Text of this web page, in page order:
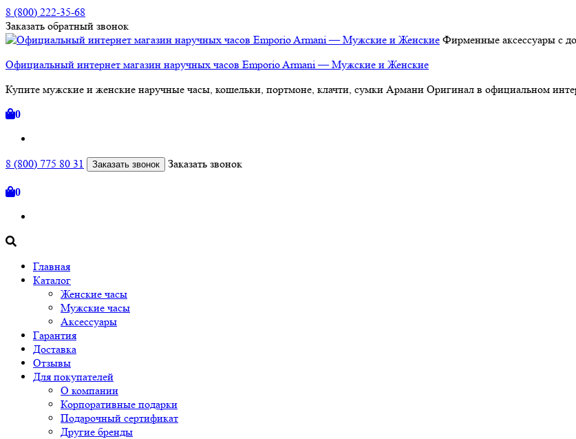
8 (800) 222-35-68
Заказать обратный звонок
Фирменные аксессуары с
Официальный интернет магазин наручных часов Emporio Armani — Мужские и Женские
Купите мужские и женские наручные часы, кошельки, портмоне, клачти, сумки Армани Оригинал в официальном
0
8 (800) 775 80 31 Заказать звонок Заказать звонок
0
Главная
Каталог
Женские часы
Мужские часы
Аксессуары
Гарантия
Доставка
Отзывы
Для покупателей
О компании
Корпоративные подарки
Подарочный сертификат
Другие бренды